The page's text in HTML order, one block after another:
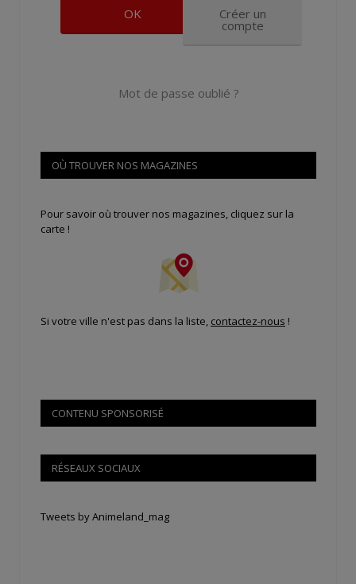
Créer un
compte
Mot de passe oublié ?
OÙ TROUVER NOS MAGAZINES
Pour savoir où trouver nos magazines, cliquez sur la
carte !
Si votre ville n'est pas dans la liste, contactez-nous !
CONTENU SPONSORISÉ
RÉSEAUX SOCIAUX
Tweets by Animeland_mag